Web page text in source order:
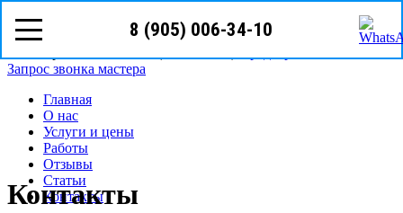
8 (905) 006-34-10
8 (905)
г. Уфа ул. Владивостокская, д.1
Запрос звонка мастера
Главная
О нас
Услуги и цены
Работы
Отзывы
Статьи
Контакты
Контакты